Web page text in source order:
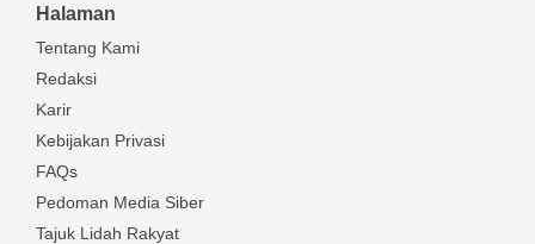
Halaman
Tentang Kami
Redaksi
Karir
Kebijakan Privasi
FAQs
Pedoman Media Siber
Tajuk Lidah Rakyat